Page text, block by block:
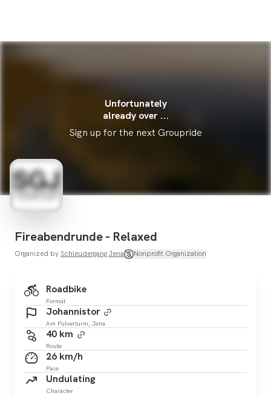
Unfortunately
already over ...
Sign up for the next Groupride
Fireabendrunde - Relaxed
Organized bySchleudergang Jena Nonprofit Organization
Roadbike
Format
Johannistor
Am Pulverturm, Jena
40 km
Route
26 km/h
Pace
Undulating
Character